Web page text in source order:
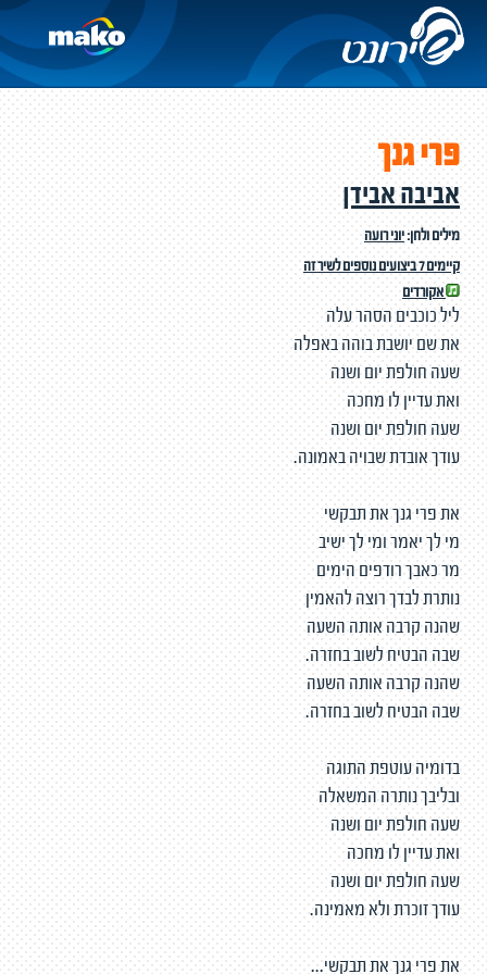
פרי גנך
אביבה אבידן
מילים ולחן:יוני רועה
קיימים 7 ביצועים נוספים לשיר זה
אקורדים
ליל כוכבים הסהר עלה
את שם יושבת בוהה באפלה
שעה חולפת יום ושנה
ואת עדיין לו מחכה
שעה חולפת יום ושנה
עודך אובדת שבויה באמונה.
את פרי גנך את תבקשי
מי לך יאמר ומי לך ישיב
מר כאבך רודפים הימים
נותרת לבדך רוצה להאמין
שהנה קרבה אותה השעה
שבה הבטיח לשוב בחזרה.
שהנה קרבה אותה השעה
שבה הבטיח לשוב בחזרה.
בדומיה עוטפת התוגה
ובליבך נותרה המשאלה
שעה חולפת יום ושנה
ואת עדיין לו מחכה
שעה חולפת יום ושנה
עודך זוכרת ולא מאמינה.
את פרי גנך את תבקשי...